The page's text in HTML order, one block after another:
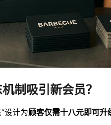
制吸引新会员？
设计为顾客仅需十八元即可升